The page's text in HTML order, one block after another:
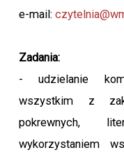
e-mail:
Zadania:
- udzielanie
wszystkim z
pokrewnych,
wykorzystaniem